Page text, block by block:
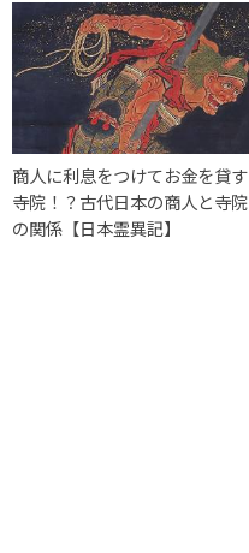
商人に利息をつけてお金を貸す
寺院！？古代日本の商人と寺院
の関係【日本霊異記】